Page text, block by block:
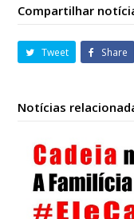
Compartilhar
Tweet Share
Notícias